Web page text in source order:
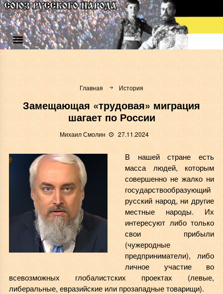
Главная История
Замещающая «трудовая» миграция
шагает по России
Михаил Смолин 27.11.2024
В нашей стране есть
масса людей, которым
совершенно не жалко ни
государствообразующий
русский народ, ни другие
местные народы. Их
интересуют либо только
свои прибыли
(чужеродные
предприниматели), либо
личное участие во
всевозможных глобалистских проектах (левые,
либеральные, евразийские или прозападные товарищи).